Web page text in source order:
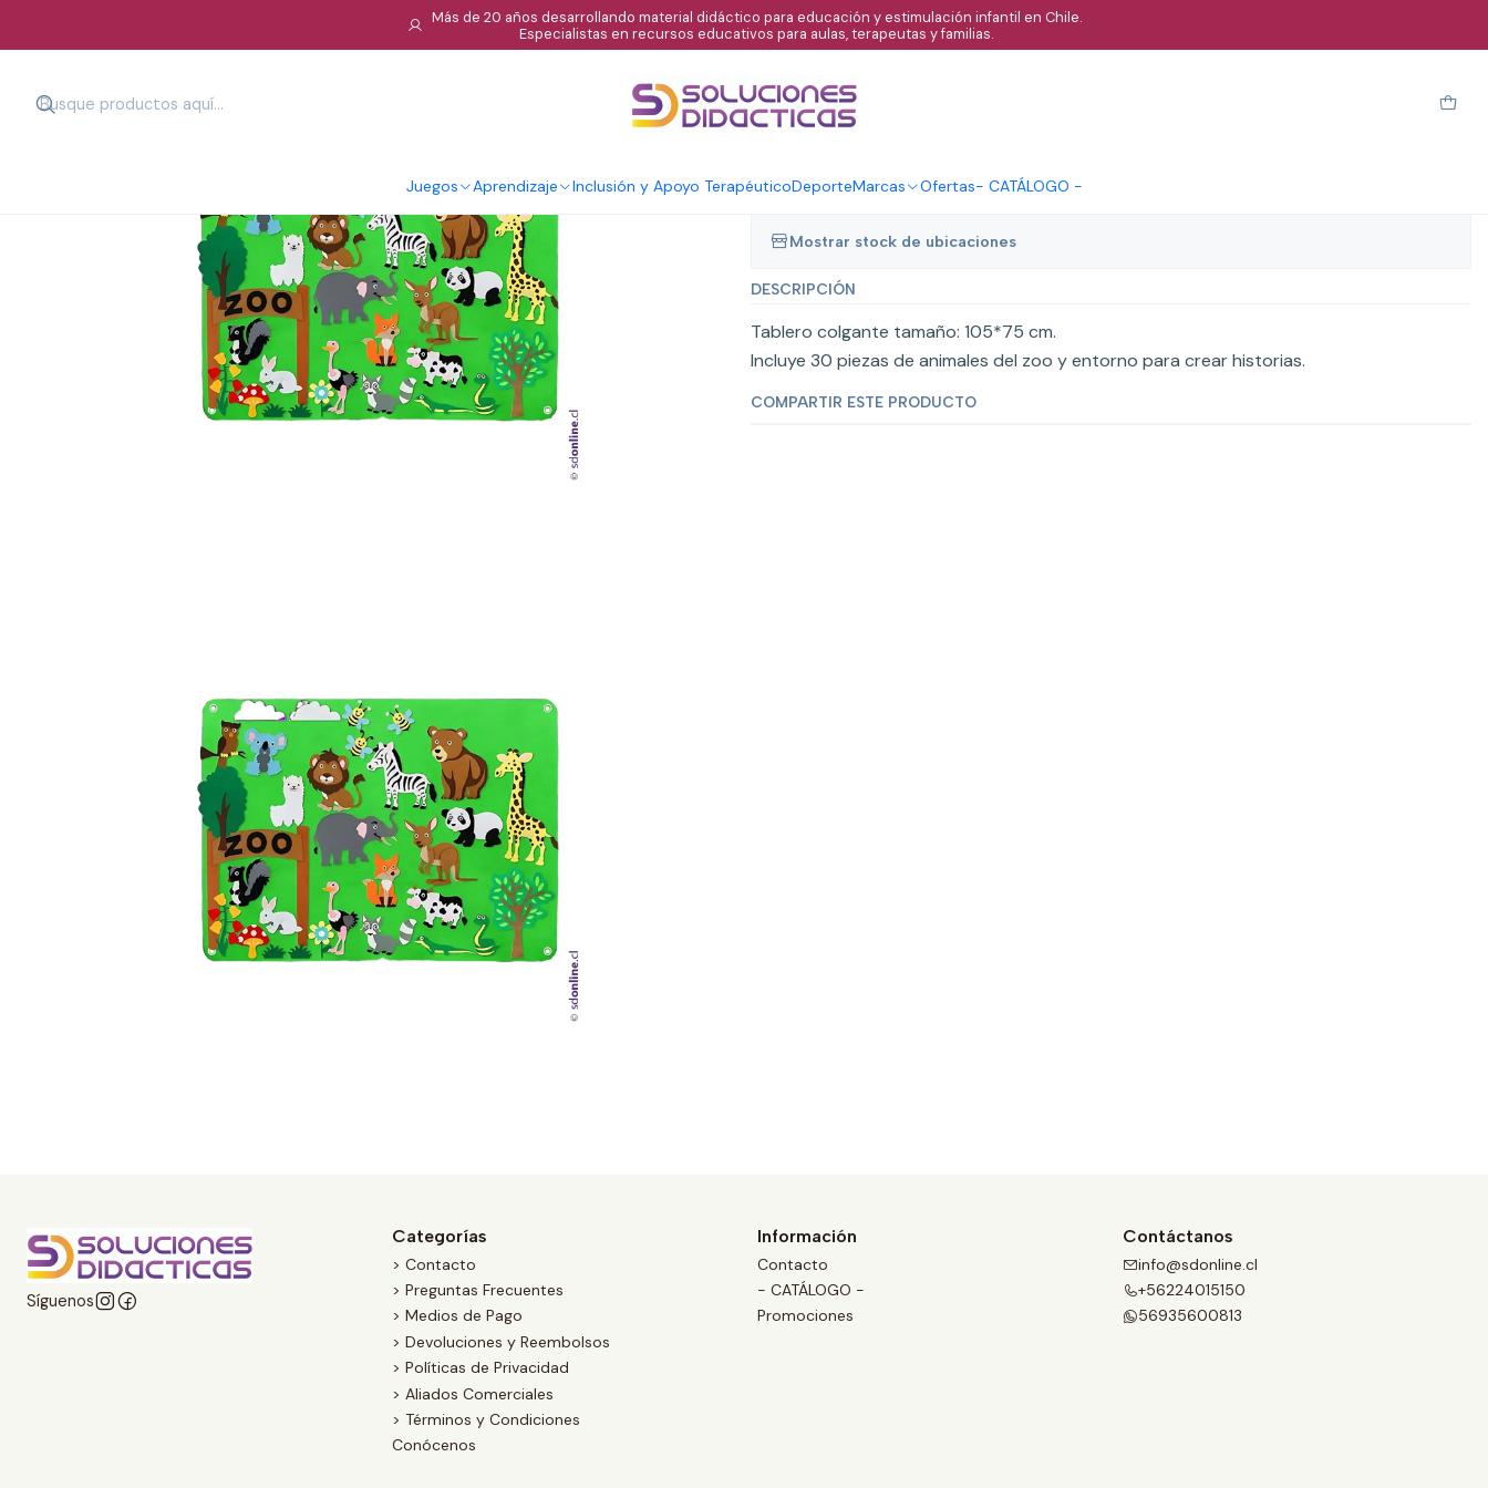
Juegos Aprendizaje Inclusión y Apoyo TerapéuticoDeporteMarcas Ofertas- CATÁLOGO -
Más de 20 años desarrollando material didáctico para educación y estimulación infantil en Chile.
Especialistas en recursos educativos para aulas, terapeutas y familias.
|
Tablero de fieltro desmontable animales del
zoológico
Cotizar
Mostrar stock de ubicaciones
DESCRIPCIÓN
Tablero colgante tamaño: 105*75 cm.
Incluye 30 piezas de animales del zoo y entorno para crear historias.
COMPARTIR ESTE PRODUCTO
Síguenos
Categorías
> Contacto
> Preguntas Frecuentes
> Medios de Pago
> Devoluciones y Reembolsos
> Políticas de Privacidad
> Aliados Comerciales
> Términos y Condiciones
Conócenos
Información
Contacto
- CATÁLOGO -
Promociones
Contáctanos
info@sdonline.cl
+56224015150
56935600813